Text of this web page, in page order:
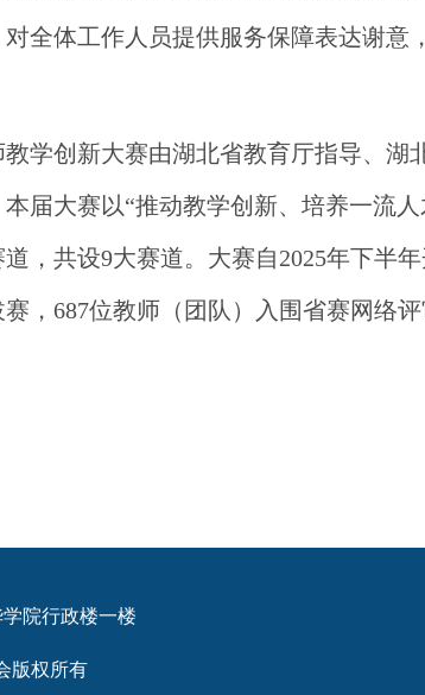
全体工作人员提供服务保障表达谢
学创新大赛由湖北省教育厅指导、
届大赛以“推动教学创新、培养一流
，共设9大赛道。大赛自2025年下半
，687位教师（团队）入围省赛网络
院行政楼一楼
版权所有